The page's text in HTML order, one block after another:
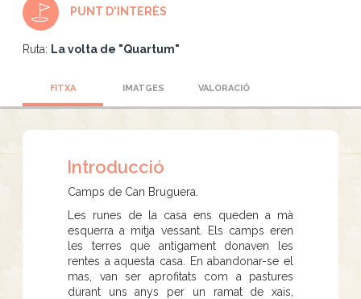
PUNT D'INTERÈS
Ruta: La volta de "Quartum"
FITXA IMATGES VALORACIÓ
Introducció
Camps de Can Bruguera.
Les runes de la casa ens queden a mà
esquerra a mitja vessant. Els camps eren
les terres que antigament donaven les
rentes a aquesta casa. En abandonar-se el
mas, van ser aprofitats com a pastures
durant uns anys per un ramat de xais,